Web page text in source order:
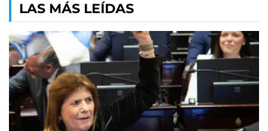
LAS MÁS LEÍDAS